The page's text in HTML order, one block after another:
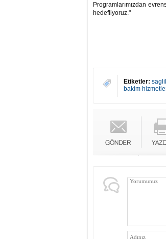
Programlarımızdan
hedefliyoruz."
Etiketler:
bakim